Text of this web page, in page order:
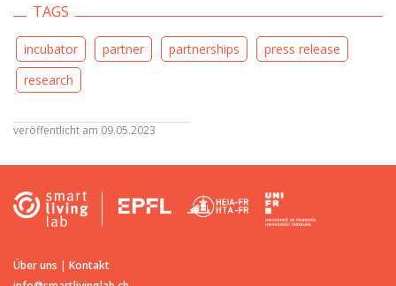
TAGS
incubator partner partnerships
press release
research
veröffentlicht am 09.05.2023
Über uns | Kontakt